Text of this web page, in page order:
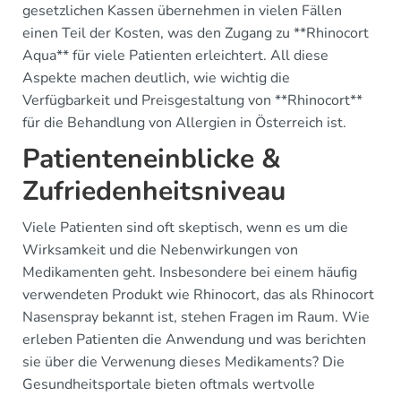
gesetzlichen Kassen übernehmen in vielen Fällen
einen Teil der Kosten, was den Zugang zu **Rhinocort
Aqua** für viele Patienten erleichtert. All diese
Aspekte machen deutlich, wie wichtig die
Verfügbarkeit und Preisgestaltung von **Rhinocort**
für die Behandlung von Allergien in Österreich ist.
Patienteneinblicke &
Zufriedenheitsniveau
Viele Patienten sind oft skeptisch, wenn es um die
Wirksamkeit und die Nebenwirkungen von
Medikamenten geht. Insbesondere bei einem häufig
verwendeten Produkt wie Rhinocort, das als Rhinocort
Nasenspray bekannt ist, stehen Fragen im Raum. Wie
erleben Patienten die Anwendung und was berichten
sie über die Verwenung dieses Medikaments? Die
Gesundheitsportale bieten oftmals wertvolle